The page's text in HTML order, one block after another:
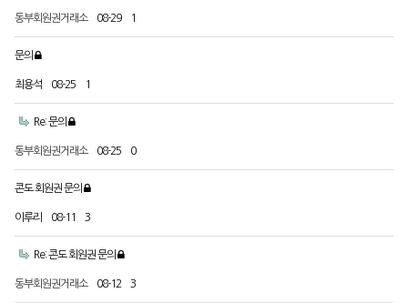
동부회원권거래소 08-29 1
문의
최용석 08-25 1
Re: 문의
동부회원권거래소 08-25 0
콘도 회원권 문의
이루리 08-11 3
Re: 콘도 회원권 문의
동부회원권거래소 08-12 3